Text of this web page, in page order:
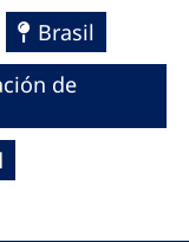
Brasil
de